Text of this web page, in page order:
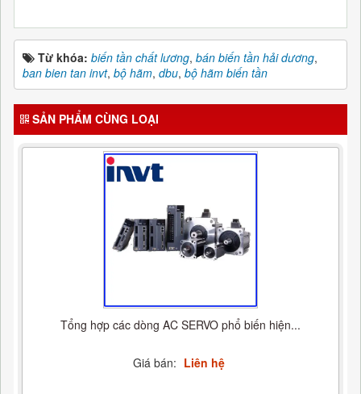
Từ khóa: biến tần chất lương, bán biến tần hải dương,
ban bien tan invt, bộ hãm, dbu, bộ hãm biến tần
SẢN PHẨM CÙNG LOẠI
Tổng hợp các dòng AC SERVO phổ biến hiện...
Giá bán: Liên hệ